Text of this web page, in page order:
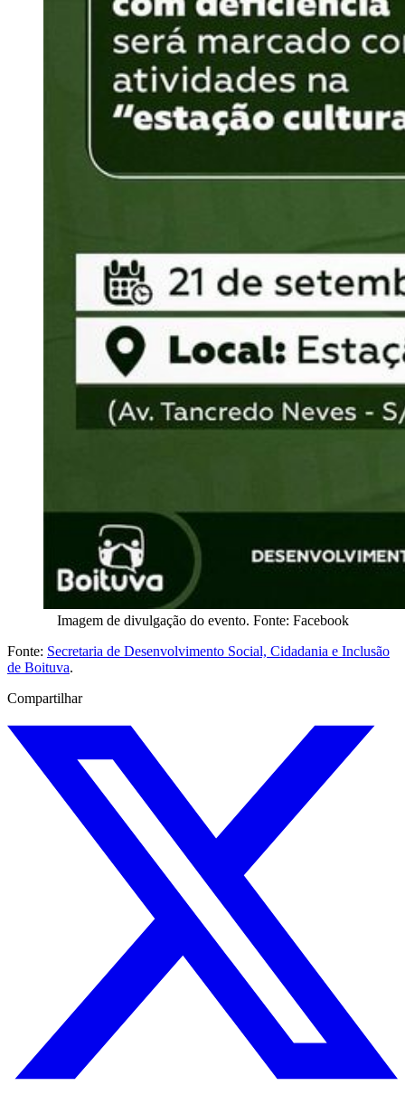
Imagem de divulgação do evento. Fonte: Facebook
Fonte: Secretaria de Desenvolvimento Social, Cidadania e Inclusão
de Boituva.
Compartilhar